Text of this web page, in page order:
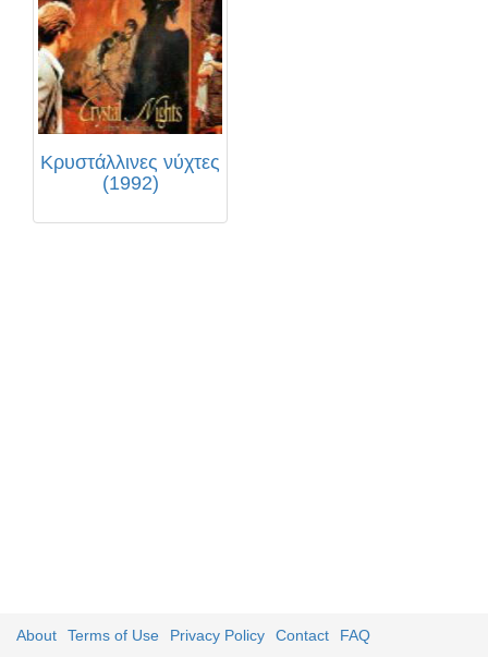
Κρυστάλλινες νύχτες
(1992)
About Terms of Use Privacy Policy Contact FAQ